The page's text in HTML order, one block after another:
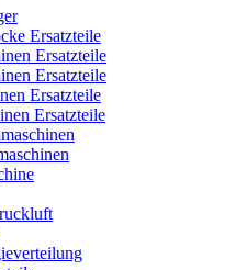
Ersatzteile
Ersatzteile
Ersatzteile
Ersatzteile
Ersatzteile